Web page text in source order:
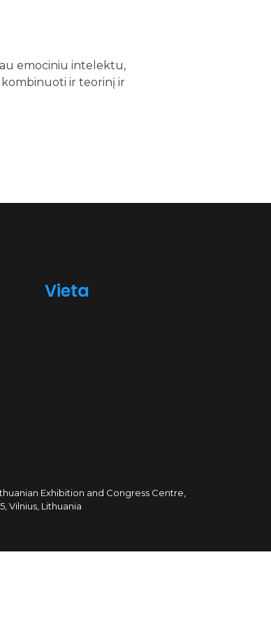
emociniu intelektu,
kombinuoti ir teorinį ir
Vieta
Exhibition and Congress Centre,
Vilnius, Lithuania